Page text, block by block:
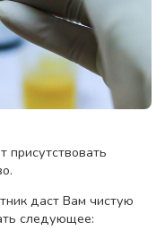
присутствовать
даст Вам чистую
следующее: